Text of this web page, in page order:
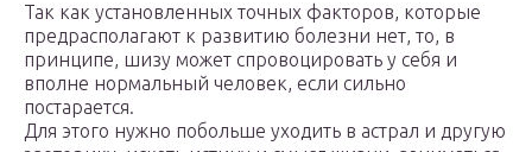
Так как установленных точных факторов, которые
предрасполагают к развитию болезни нет, то, в
принципе, шизу может спровоцировать у себя и
вполне нормальный человек, если сильно
постарается.
Для этого нужно побольше уходить в астрал и другую